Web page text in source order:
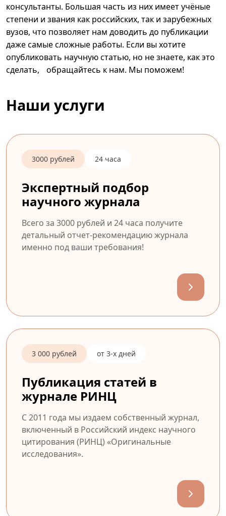
консультанты. Большая часть из них имеет учёные
степени и звания как российских, так и зарубежных
вузов, что позволяет нам доводить до публикации
даже самые сложные работы. Если вы хотите
опубликовать научную статью, но не знаете, как это
сделать, обращайтесь к нам. Мы поможем!
Наши услуги
3000 рублей 24 часа
Экспертный подбор
научного журнала
Всего за 3000 рублей и 24 часа получите
детальный отчет-рекомендацию журнала
именно под ваши требования!
3 000 рублей от 3-х дней
Публикация статей в
журнале РИНЦ
С 2011 года мы издаем собственный журнал,
включенный в Российский индекс научного
цитирования (РИНЦ) «Оригинальные
исследования».